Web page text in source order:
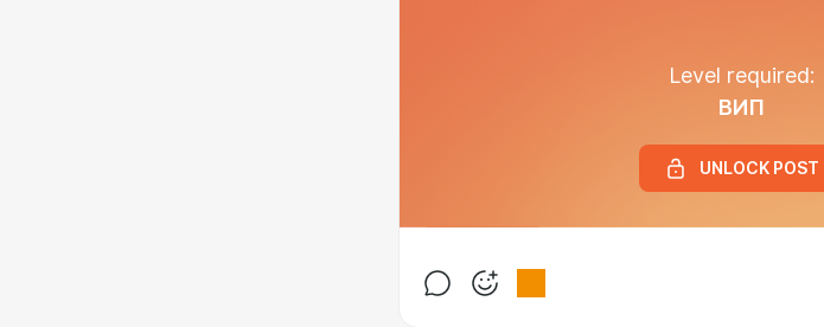
Level required:
ВИП
UNLOCK POST